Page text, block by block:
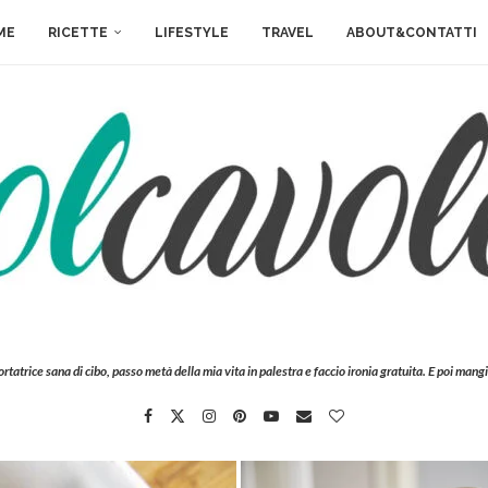
RICETTE LIFESTYLE TRAVEL ABOUT&CONTATTI
sana di cibo, passo metà della mia vita in palestra e faccio ironia gratuita. E poi